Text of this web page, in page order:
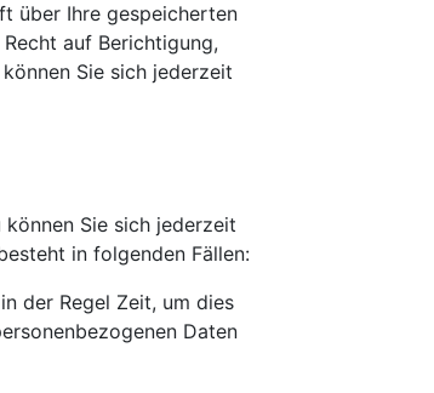
über Ihre gespeicherten
auf Berichtigung,
Sie sich jederzeit
Sie sich jederzeit
in folgenden Fällen:
der Regel Zeit, um dies
Daten